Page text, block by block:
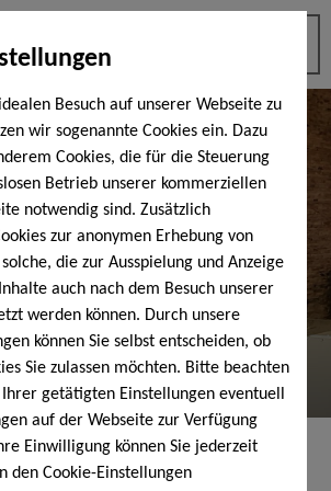
Besuch auf unserer Webseite zu
wir sogenannte Cookies ein. Dazu
Cookies, die für die Steuerung
Betrieb unserer kommerziellen
notwendig sind. Zusätzlich
zur anonymen Erhebung von
die zur Ausspielung und Anzeige
auch nach dem Besuch unserer
werden können. Durch unsere
können Sie selbst entscheiden, ob
Sie zulassen möchten. Bitte beachten
Ihrer getätigten Einstellungen eventuell
auf der Webseite zur Verfügung
Einwilligung können Sie jederzeit
den Cookie-Einstellungen
der